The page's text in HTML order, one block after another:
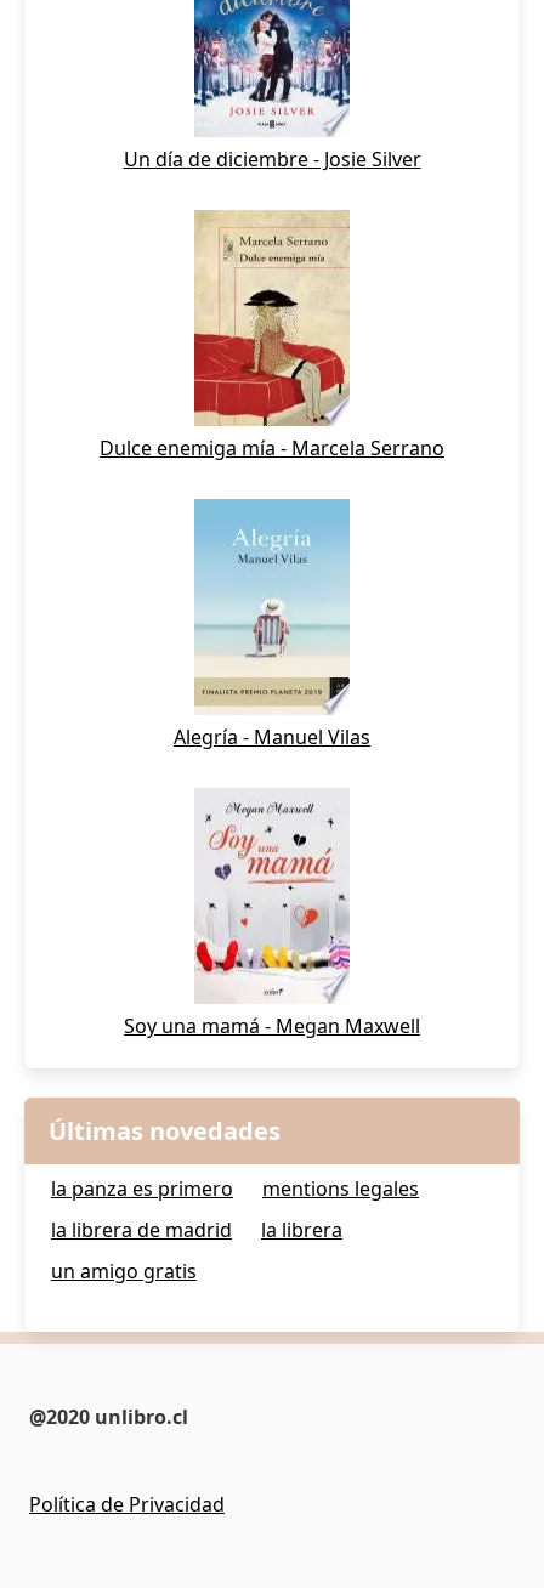
Un día de diciembre - Josie Silver
Dulce enemiga mía - Marcela Serrano
Alegría - Manuel Vilas
Soy una mamá - Megan Maxwell
Últimas novedades
la panza es primero
mentions legales
la librera de madrid
la librera
un amigo gratis
@2020 unlibro.cl
Política de Privacidad